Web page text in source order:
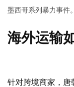
墨西哥系列暴力事件
海外运输
针对跨境商家，唐